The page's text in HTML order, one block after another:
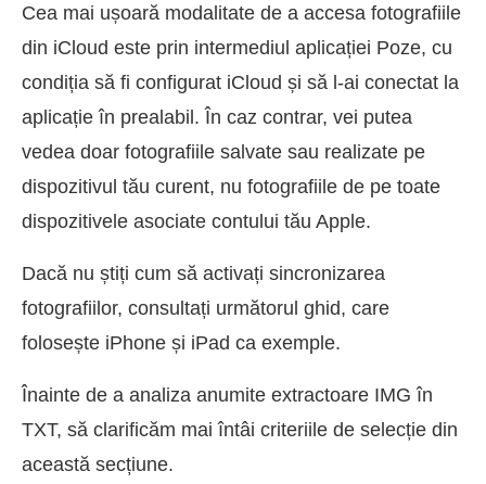
Cea mai ușoară modalitate de a accesa fotografiile
din iCloud este prin intermediul aplicației Poze, cu
condiția să fi configurat iCloud și să l-ai conectat la
aplicație în prealabil. În caz contrar, vei putea
vedea doar fotografiile salvate sau realizate pe
dispozitivul tău curent, nu fotografiile de pe toate
dispozitivele asociate contului tău Apple.
Dacă nu știți cum să activați sincronizarea
fotografiilor, consultați următorul ghid, care
folosește iPhone și iPad ca exemple.
Înainte de a analiza anumite extractoare IMG în
TXT, să clarificăm mai întâi criteriile de selecție din
această secțiune.